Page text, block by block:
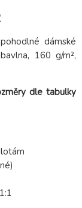
dámské
160 g/m²,
dle tabulky